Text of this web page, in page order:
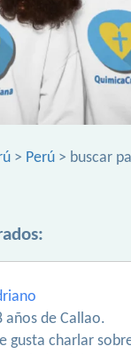
> Perú > buscar
años de Callao.
gusta charlar